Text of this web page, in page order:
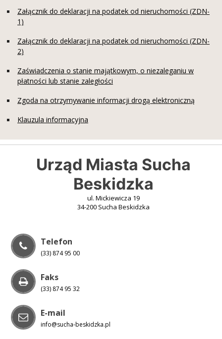
Załącznik do deklaracji na podatek od nieruchomości (ZDN-
1)
Załącznik do deklaracji na podatek od nieruchomości (ZDN-
2)
Zaświadczenia o stanie majątkowym, o niezaleganiu w
płatności lub stanie zaległości
Zgoda na otrzymywanie informacji drogą elektroniczną
Klauzula informacyjna
Urząd Miasta Sucha
Beskidzka
ul. Mickiewicza 19
34-200 Sucha Beskidzka
Telefon
(33) 874 95 00
Faks
(33) 874 95 32
E-mail
info@sucha-beskidzka.pl